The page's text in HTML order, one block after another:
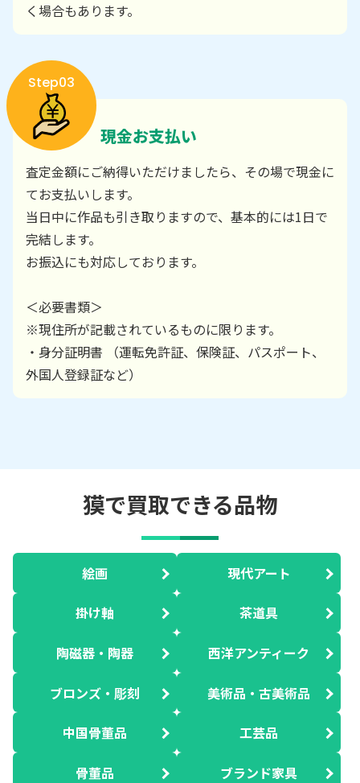
く場合もあります。
Step03
現金お支払い
査定金額にご納得いただけましたら、その場で現金に
てお支払いします。
当日中に作品も引き取りますので、基本的には1日で
完結します。
お振込にも対応しております。
＜必要書類＞
※現住所が記載されているものに限ります。
・身分証明書 （運転免許証、保険証、パスポート、
外国人登録証など）
獏で買取できる品物
絵画 現代アート
掛け軸 茶道具
陶磁器・陶器 西洋アンティーク
ブロンズ・彫刻 美術品・古美術品
中国骨董品 工芸品
骨董品 ブランド家具